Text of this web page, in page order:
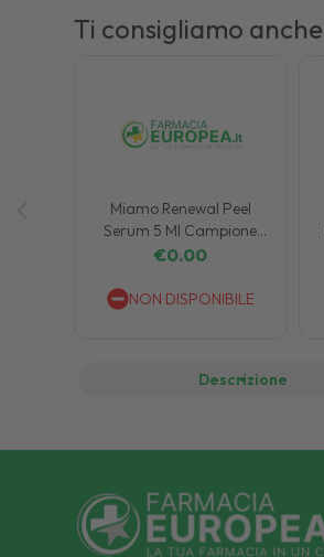
Ti consigliamo anche
Miamo Renewal Peel
Serum 5 Ml Campione
Gratuito
€0.00
NON DISPONIBILE
Descrizione